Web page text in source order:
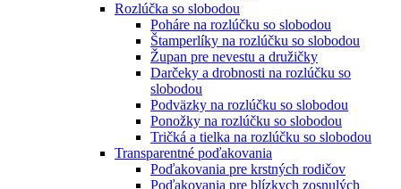
Rozlúčka so slobodou
Poháre na rozlúčku so slobodou
Štamperlíky na rozlúčku so slobodou
Župan pre nevestu a družičky
Darčeky a drobnosti na rozlúčku so
slobodou
Podväzky na rozlúčku so slobodou
Ponožky na rozlúčku so slobodou
Tričká a tielka na rozlúčku so slobodou
Transparentné poďakovania
Poďakovania pre krstných rodičov
Poďakovania pre blízkych zosnulých